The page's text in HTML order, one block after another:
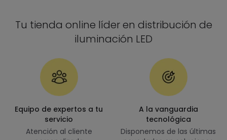
Tu tienda online líder en distribución de
iluminación LED
Equipo de expertos a tu
servicio
Atención al cliente
A la vanguardia
tecnológica
Disponemos de las últimas